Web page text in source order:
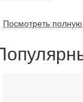
Посмотреть